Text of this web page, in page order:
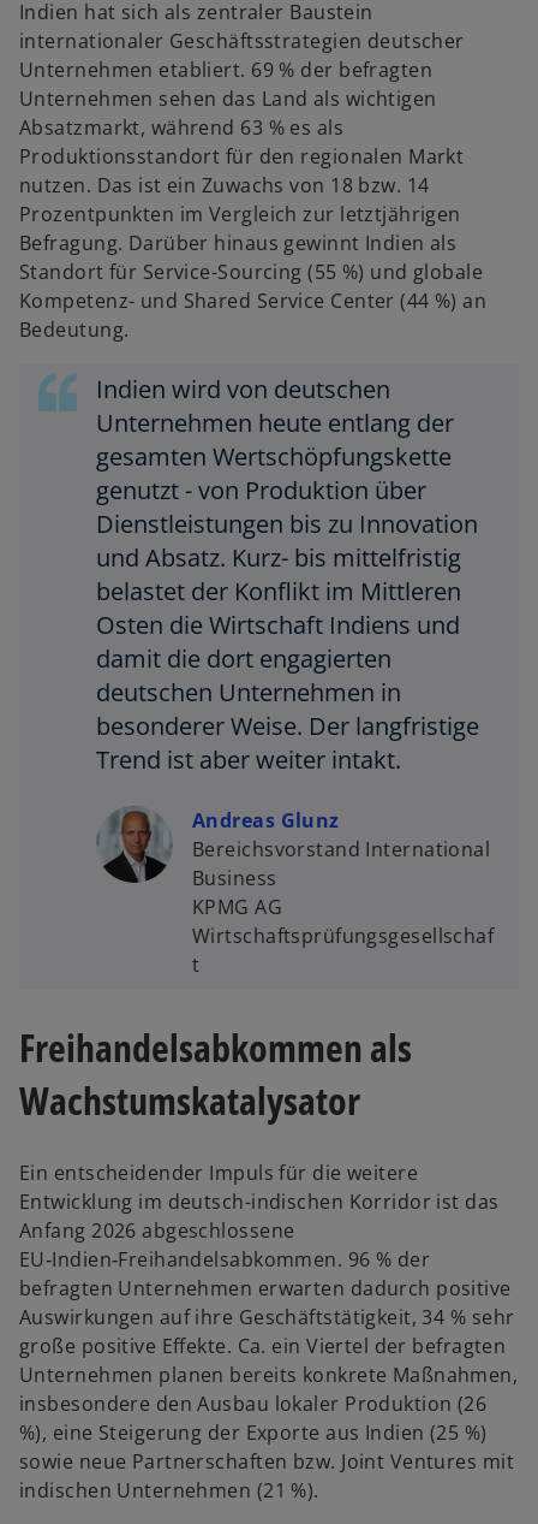
Indien hat sich als zentraler Baustein
internationaler Geschäftsstrategien deutscher
Unternehmen etabliert. 69 % der befragten
Unternehmen sehen das Land als wichtigen
Absatzmarkt, während 63 % es als
Produktionsstandort für den regionalen Markt
nutzen. Das ist ein Zuwachs von 18 bzw. 14
Prozentpunkten im Vergleich zur letztjährigen
Befragung. Darüber hinaus gewinnt Indien als
Standort für Service-Sourcing (55 %) und globale
Kompetenz- und Shared Service Center (44 %) an
Bedeutung.
Indien wird von deutschen
Unternehmen heute entlang der
gesamten Wertschöpfungskette
genutzt - von Produktion über
Dienstleistungen bis zu Innovation
und Absatz. Kurz- bis mittelfristig
belastet der Konflikt im Mittleren
Osten die Wirtschaft Indiens und
damit die dort engagierten
deutschen Unternehmen in
besonderer Weise. Der langfristige
Trend ist aber weiter intakt.
Andreas Glunz
Bereichsvorstand International
Business
KPMG AG
Wirtschaftsprüfungsgesellschaf
t
Freihandelsabkommen als
Wachstumskatalysator
Ein entscheidender Impuls für die weitere
Entwicklung im deutsch-indischen Korridor ist das
Anfang 2026 abgeschlossene
EU‑Indien‑Freihandelsabkommen. 96 % der
befragten Unternehmen erwarten dadurch positive
Auswirkungen auf ihre Geschäftstätigkeit, 34 % sehr
große positive Effekte. Ca. ein Viertel der befragten
Unternehmen planen bereits konkrete Maßnahmen,
insbesondere den Ausbau lokaler Produktion (26
%), eine Steigerung der Exporte aus Indien (25 %)
sowie neue Partnerschaften bzw. Joint Ventures mit
indischen Unternehmen (21 %).